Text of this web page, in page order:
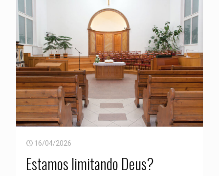
16/04/2026
Estamos limitando Deus?